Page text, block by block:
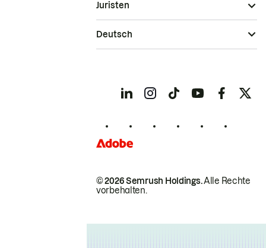
© 2026 Semrush Holdings.Alle Rechte
vorbehalten.
Juristen
Deutsch